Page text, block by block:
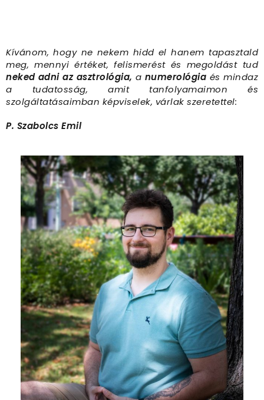
Kívánom, hogy ne nekem hidd el hanem tapasztald
meg, mennyi értéket, felismerést és megoldást tud
neked adni az asztrológia, a numerológia és mindaz
a tudatosság, amit tanfolyamaimon és
szolgáltatásaimban képviselek, várlak szeretettel:
P. Szabolcs Emil